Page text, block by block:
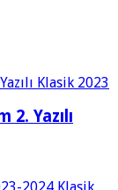
2. Yazılı